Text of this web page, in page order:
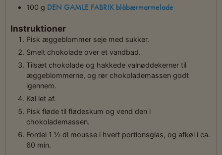
100 g DEN GAMLE FABRIK blåbærmarmelade
Instruktioner
Pisk æggeblommer seje med sukker.
Smelt chokolade over et vandbad.
Tilsæt chokolade og hakkede valnøddekerner til
æggeblommerne, og rør chokolademassen godt
igennem.
Køl let af.
Pisk fløde til flødeskum og vend den i
chokolademassen.
Fordel 1 ½ dl mousse i hvert portionsglas, og afkøl i ca.
60 min.